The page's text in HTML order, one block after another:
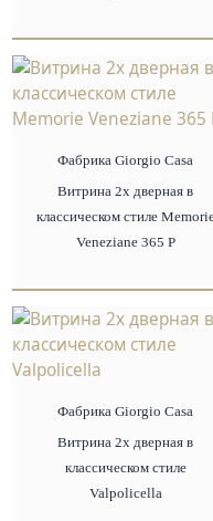
Фабрика Giorgio Сasa
Витрина 2х дверная в
классическом стиле
Veneziane 365 P
Фабрика Giorgio Сasa
Витрина 2х дверная в
классическом стиле
Valpolicella